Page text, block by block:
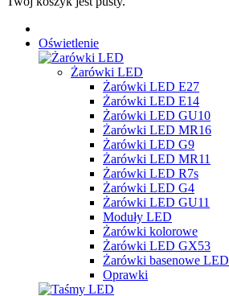
Oświetlenie
Żarówki LED
Żarówki LED E27
Żarówki LED E14
Żarówki LED GU10
Żarówki LED MR16
Żarówki LED G9
Żarówki LED MR11
Żarówki LED R7s
Żarówki LED G4
Żarówki LED GU11
Moduły LED
Żarówki kolorowe
Żarówki LED GX53
Żarówki basenowe LED
Oprawki